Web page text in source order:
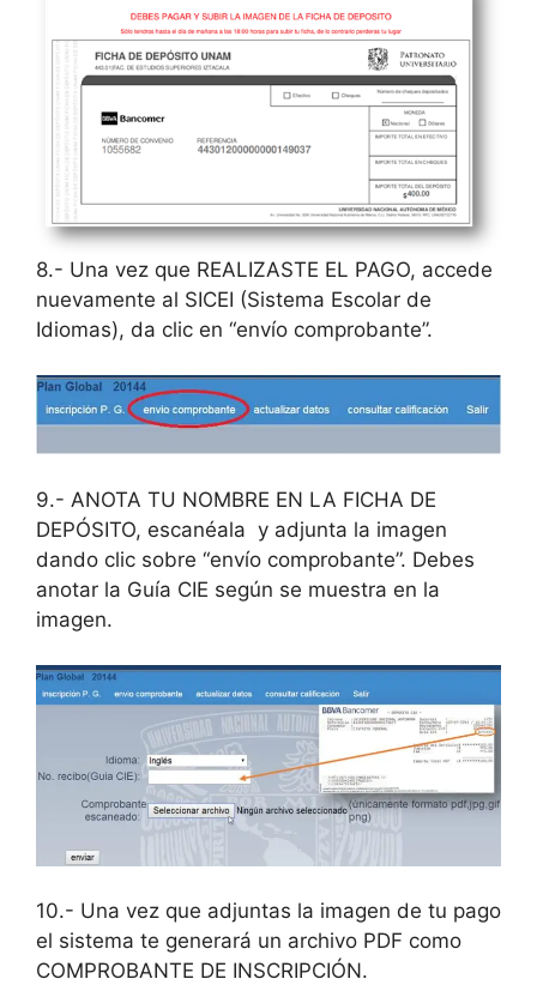
8.- Una vez que REALIZASTE EL PAGO, accede
nuevamente al SICEI (Sistema Escolar de
Idiomas), da clic en “envío comprobante”.
9.- ANOTA TU NOMBRE EN LA FICHA DE
DEPÓSITO, escanéala y adjunta la imagen
dando clic sobre “envío comprobante”. Debes
anotar la Guía CIE según se muestra en la
imagen.
10.- Una vez que adjuntas la imagen de tu pago
el sistema te generará un archivo PDF como
COMPROBANTE DE INSCRIPCIÓN.